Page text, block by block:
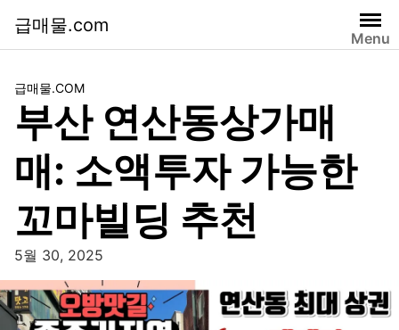
급매물.com
Menu
급매물.COM
부산 연산동상가매
매: 소액투자 가능한
꼬마빌딩 추천
5월 30, 2025